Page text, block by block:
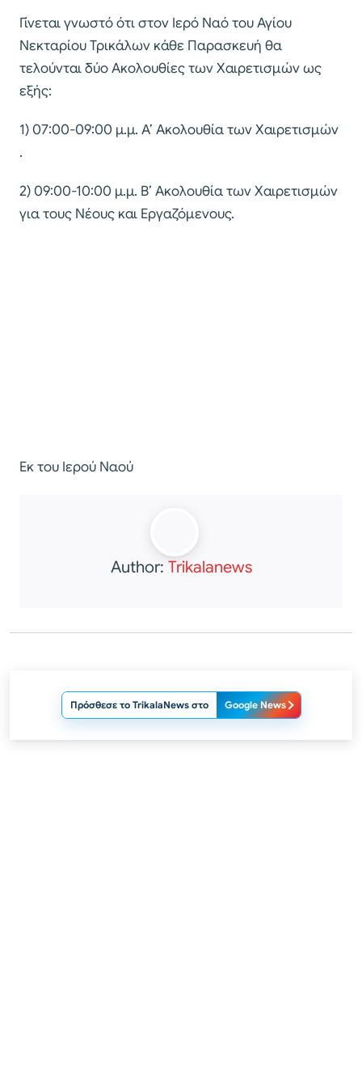
Γίνεται γνωστό ότι στον Ιερό Ναό του Αγίου
Νεκταρίου Τρικάλων κάθε Παρασκευή θα
τελούνται δύο Ακολουθίες των Χαιρετισμών ως
εξής:
1) 07:00-09:00 μ.μ. Α’ Ακολουθία των Χαιρετισμών
.
2) 09:00-10:00 μ.μ. Β’ Ακολουθία των Χαιρετισμών
για τους Νέους και Εργαζόμενους.
Εκ του Ιερού Ναού
Author: Trikalanews
Πρόσθεσε το TrikalaNews στο Google News